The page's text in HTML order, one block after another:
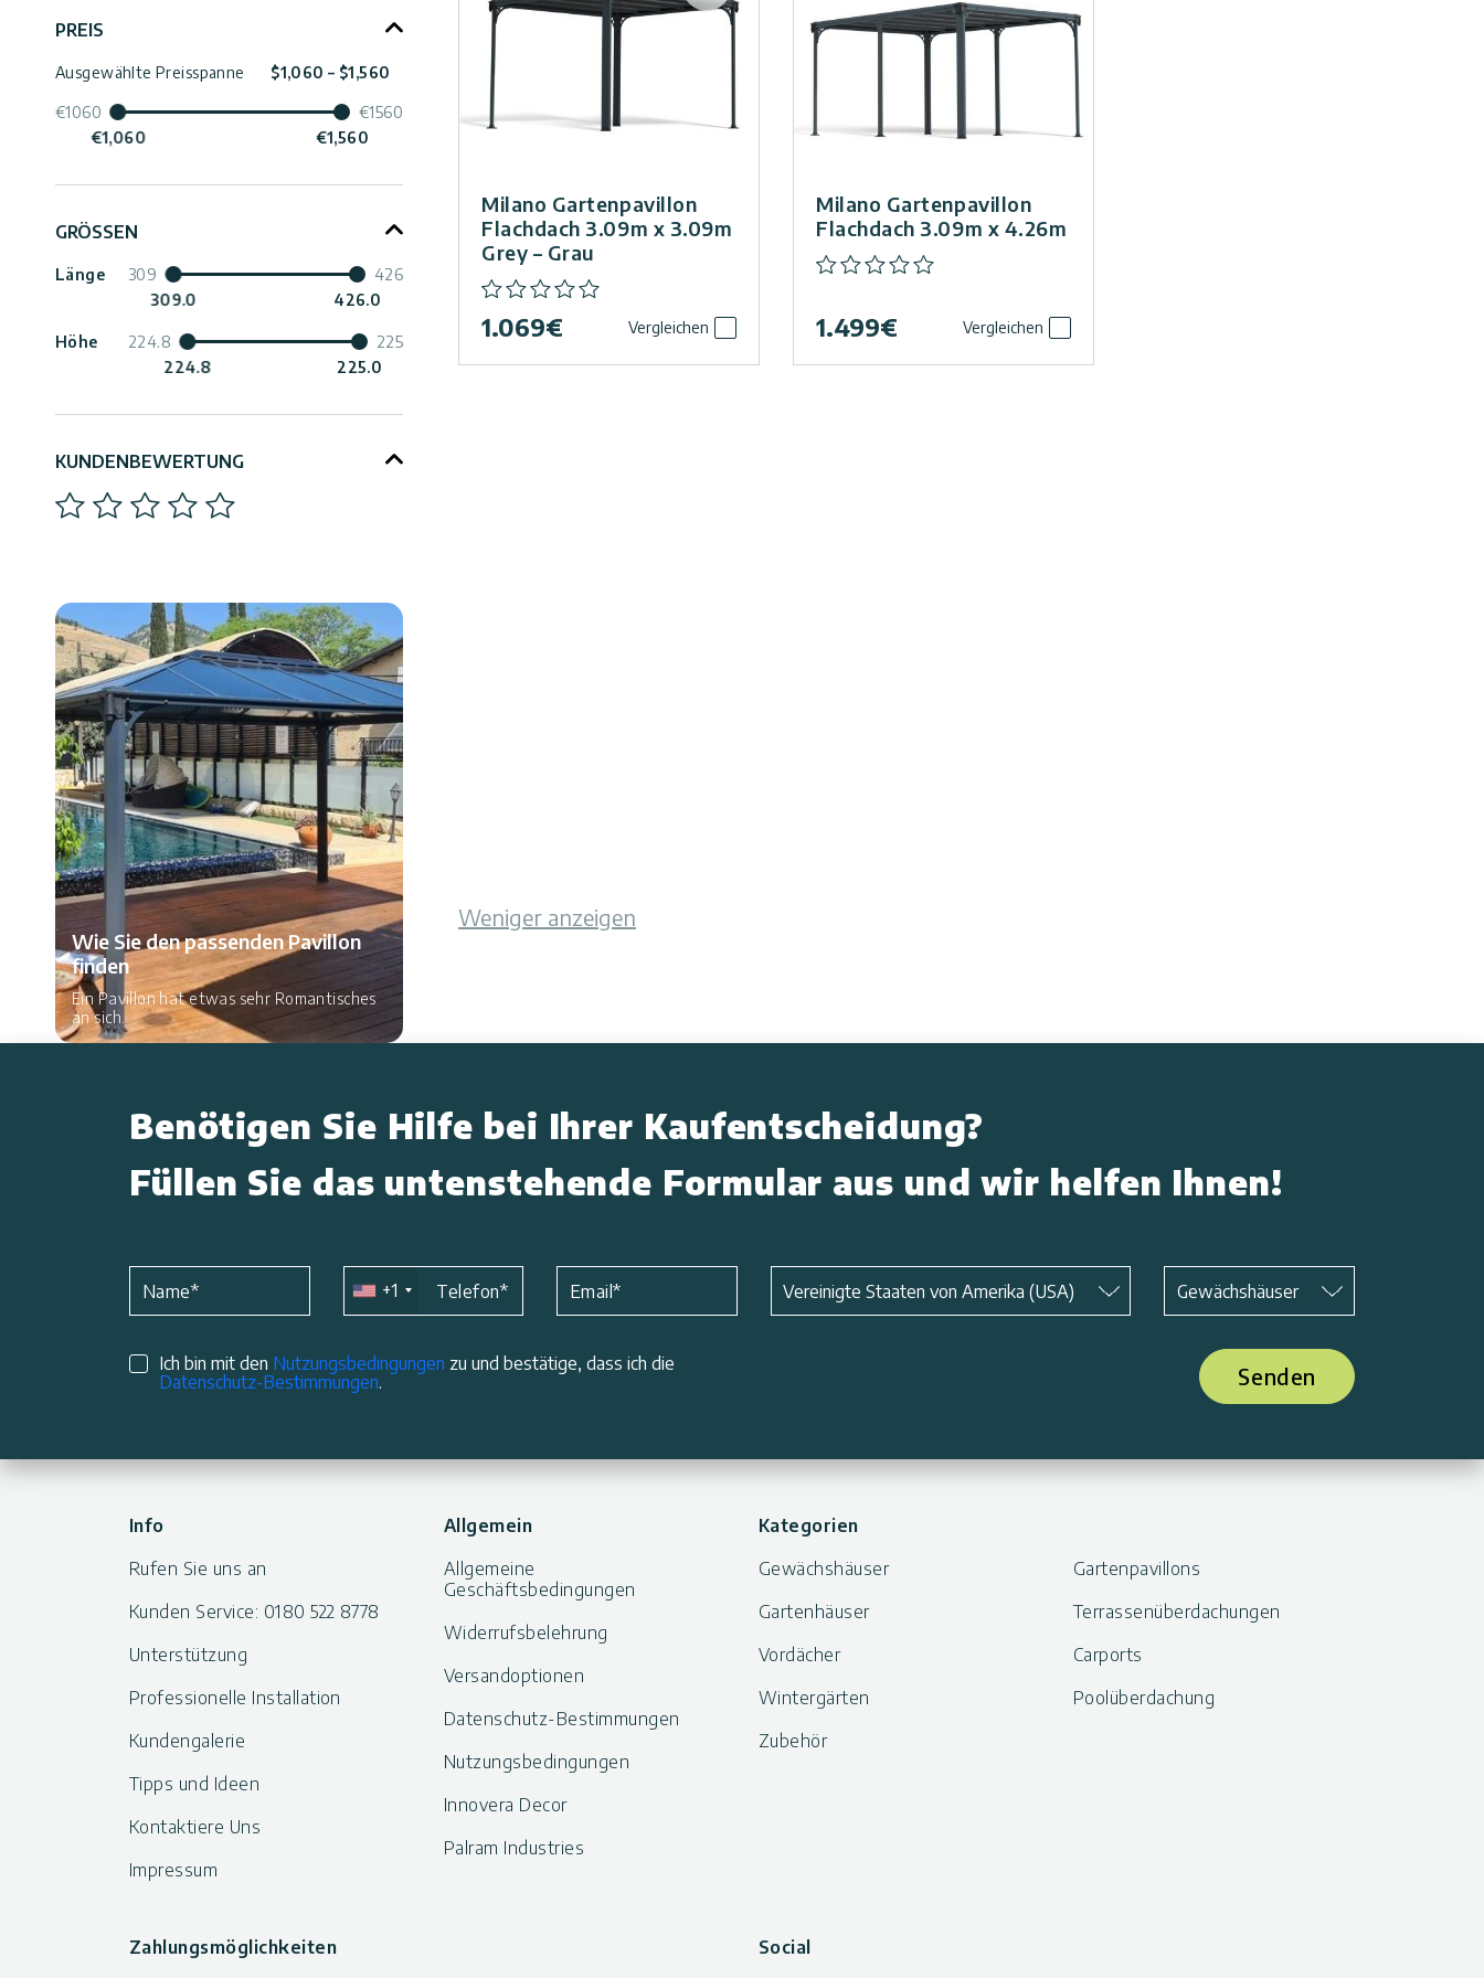
Kontaktiere
PREIS
Ausgewählte Preisspanne $1,060 – $1,560
€1060
€1,060
€1,560
€1560
GRÖSSEN
Länge
309
309.0
426.0
426
Höhe
224.8
224.8
225.0
225
KUNDENBEWERTUNG
Wie Sie den passenden Pavillon
finden
Ein Pavillon hat etwas sehr Romantisches
an sich.
Milano Gartenpavillon
Flachdach 3.09m x 3.09m
Grey – Grau
1.069€ Vergleichen
Milano Gartenpavillon
Flachdach 3.09m x 4.26m
1.499€ Vergleichen
Weniger anzeigen
Benötigen Sie Hilfe bei Ihrer Kaufentscheidung?
Füllen Sie das untenstehende Formular aus und wir helfen Ihnen!
Name* +1 Telefon* Email* Vereinigte Staaten von Amerika (USA) Gewächshäuser
Ich bin mit den Nutzungsbedingungen zu und bestätige, dass ich die
Datenschutz-Bestimmungen. Senden
Info
Rufen Sie uns an
Kunden Service: 0180 522 8778
Unterstützung
Professionelle Installation
Kundengalerie
Tipps und Ideen
Kontaktiere Uns
Impressum
Allgemein
Allgemeine
Geschäftsbedingungen
Widerrufsbelehrung
Versandoptionen
Datenschutz-Bestimmungen
Nutzungsbedingungen
Innovera Decor
Palram Industries
Kategorien
Gewächshäuser
Gartenpavillons
Gartenhäuser
Terrassenüberdachungen
Vordächer
Carports
Wintergärten
Poolüberdachung
Zubehör
Zahlungsmöglichkeiten Social